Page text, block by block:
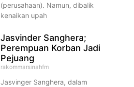
(perusahaan). Namun, dibalik
kenaikan upah
Jasvinder Sanghera;
Perempuan Korban Jadi
Pejuang
rakommarsinahfm
Jasvinger Sanghera, dalam